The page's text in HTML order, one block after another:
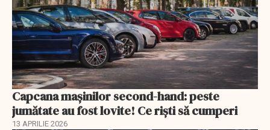
Capcana mașinilor second-hand: peste
jumătate au fost lovite! Ce riști să cumperi
13 APRILIE 2026